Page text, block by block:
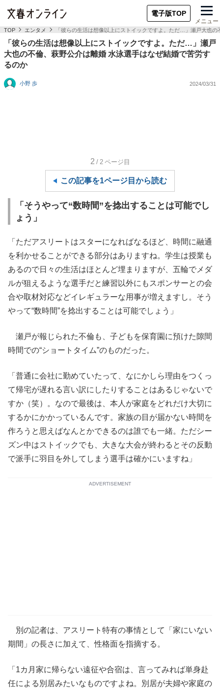
電子版TOP
メニュー
TOP エンタメ 「彼らの生活は想像以上にストイックですよ。ただ…」瀬戸大也
「彼らの生活は想像以上にストイックですよ。ただ…」瀬戸
大也の不倫、萩野公介は離婚 水泳選手はなぜ結婚で苦労す
るのか
小野 歩 2024/03/31
2 /2 ページ目
この記事を1ページ目から読む
「そうやって“数時間”を捻出することは可能でし
ょう」
「ただアスリートはスターになればなるほど、時間に融通
を利かせることができる部分はありますね。学生は授業も
あるので日々の生活はほとんど埋まりますが、五輪でメダ
ルが狙えるような選手だと練習以外にもスポンサーとの会
合や取材対応などイレギュラーな用事が増えますし。そう
やって“数時間”を捻出することは可能でしょう」
瀬戸が報じられた不倫も、子どもを保育園に預けた隙間
時間での“ショートタイム”のものだった。
「普通に会社に勤めていたって、なにかしら理由をつくっ
て帰宅が遅れる言い訳にしたりすることはあるじゃないで
すか（笑）。なので最後は、本人が家庭をどれだけ大切に
するかにかかっているんです。家族の目が届かない時間を
作ろうと思えばなんとかできるのは誰でも一緒。ただシー
ズン中はストイックでも、大きな大会が終わるとその反動
で派手に羽目を外してしまう選手は確かにいますね」
ADVERTISEMENT
別の記者は、アスリート特有の事情として「家にいない
期間」の長さに加えて、性格面を指摘する。
「1カ月家に帰らない遠征や合宿は、言ってみれば単身赴
任による別居みたいなものですよね。別居が夫婦や家庭の